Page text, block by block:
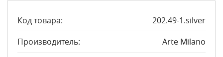
Код товара:
202.49-1.silver
Производитель:
Arte Milano